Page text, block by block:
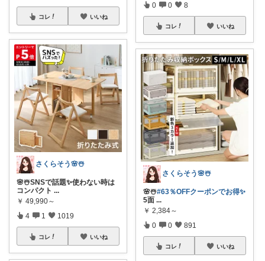
コレ いいね
さくらそう‪🌸☃️
🌸☃️SNSで話題✨使わない時は
コンパクト ...
￥ 49,990～
4 1 1019
コレ いいね
0 0 8
コレ いいね
さくらそう‪🌸☃️
🌸☃️#63％OFFクーポンでお得✨
5面 ...
￥ 2,384～
0 0 891
コレ いいね